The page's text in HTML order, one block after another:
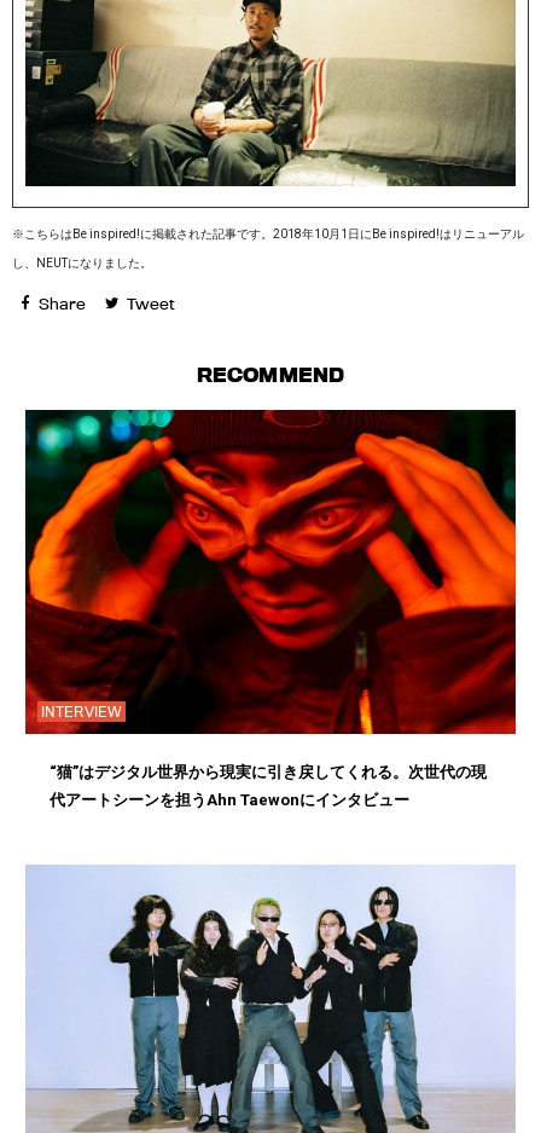
※こちらはBe inspired!に掲載された記事です。2018年10月1日にBe inspired!はリニューアル
し、NEUTになりました。
Share Tweet
RECOMMEND
INTERVIEW
“猫”はデジタル世界から現実に引き戻してくれる。次世代の現
代アートシーンを担うAhn Taewonにインタビュー